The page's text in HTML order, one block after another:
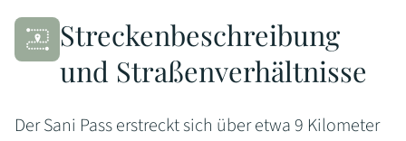
Streckenbeschreibung
und Straßenverhältnisse
Der Sani Pass erstreckt sich über etwa 9 Kilometer